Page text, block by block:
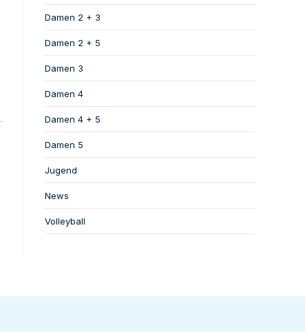
Damen 2 + 3
Damen 2 + 5
Damen 3
Damen 4
Damen 4 + 5
Damen 5
Jugend
News
Volleyball